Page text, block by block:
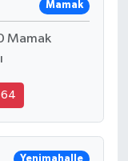
Mamak
Mamak
64
Yenimahalle